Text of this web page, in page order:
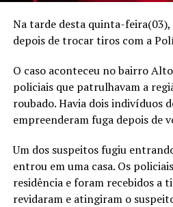
Na tarde desta quinta-
depois de trocar tiros com a
O caso aconteceu no bairro
policiais que patrulhavam a
roubado. Havia dois indivíduos
empreenderam fuga depois de
Um dos suspeitos fugiu
entrou em uma casa. Os
residência e foram recebidos a
revidaram e atingiram o